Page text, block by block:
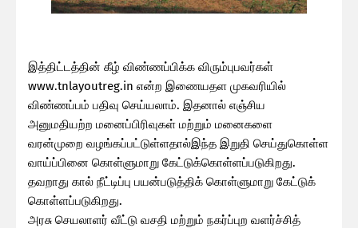
இத்திட்டத்தின் கீழ் விண்ணப்பிக்க விரும்புபவர்கள்
www.tnlayoutreg.in என்ற இணையதள முகவரியில்
விண்ணப்பம் பதிவு செய்யலாம். இதனால் எஞ்சிய
அனுமதியற்ற மனைப்பிரிவுகள் மற்றும் மனைகளை
வரன்முறை வழங்கப்பட்டுள்ளதால்இந்த இறுதி செய்துகொள்ள
வாய்ப்பினை கொள்ளுமாறு கேட்டுக்கொள்ளப்படுகிறது.
தவறாது கால் நீட்டிப்பு பயன்படுத்திக் கொள்ளுமாறு கேட்டுக்
கொள்ளப்படுகிறது.
அரசு செயலாளர் வீட்டு வசதி மற்றும் நகர்ப்புற வளர்ச்சித்